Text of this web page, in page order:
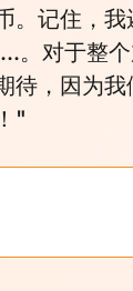
。记住，
。对于整
待，因为我
"